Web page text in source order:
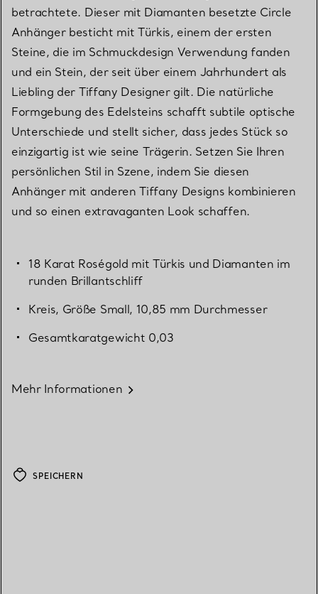
betrachtete. Dieser mit Diamanten besetzte Circle
Anhänger besticht mit Türkis, einem der ersten
Steine, die im Schmuckdesign Verwendung fanden
und ein Stein, der seit über einem Jahrhundert als
Liebling der Tiffany Designer gilt. Die natürliche
Formgebung des Edelsteins schafft subtile optische
Unterschiede und stellt sicher, dass jedes Stück so
einzigartig ist wie seine Trägerin. Setzen Sie Ihren
persönlichen Stil in Szene, indem Sie diesen
Anhänger mit anderen Tiffany Designs kombinieren
und so einen extravaganten Look schaffen.
18 Karat Roségold mit Türkis und Diamanten im
runden Brillantschliff
Kreis, Größe Small, 10,85 mm Durchmesser
Gesamtkaratgewicht 0,03
Mehr Informationen
SPEICHERN